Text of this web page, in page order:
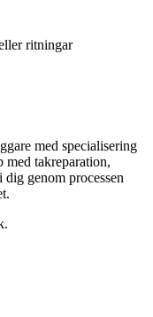
ritningar
med specialisering
med takreparation,
genom processen